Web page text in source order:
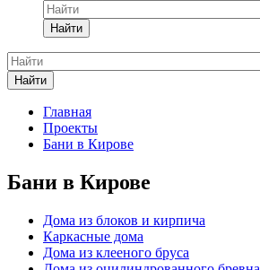
Найти
Найти
Главная
Проекты
Бани в Кирове
Бани в Кирове
Дома из блоков и кирпича
Каркасные дома
Дома из клееного бруса